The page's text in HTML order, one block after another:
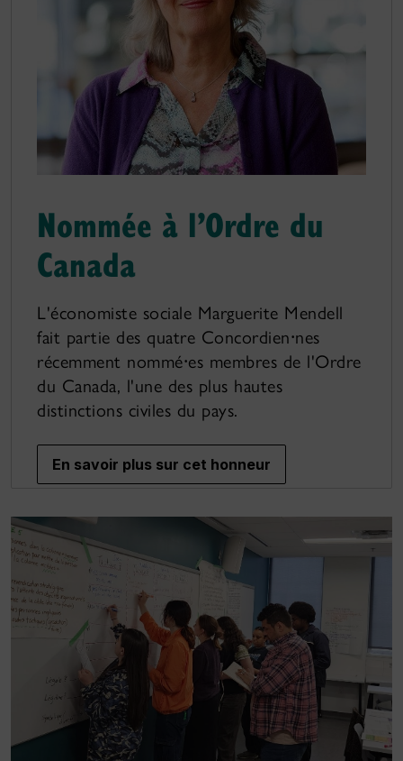
Nommée à l’Ordre du
Canada
L'économiste sociale Marguerite Mendell
fait partie des quatre Concordien⸱nes
récemment nommé⸱es membres de l'Ordre
du Canada, l'une des plus hautes
distinctions civiles du pays.
En savoir plus sur cet honneur